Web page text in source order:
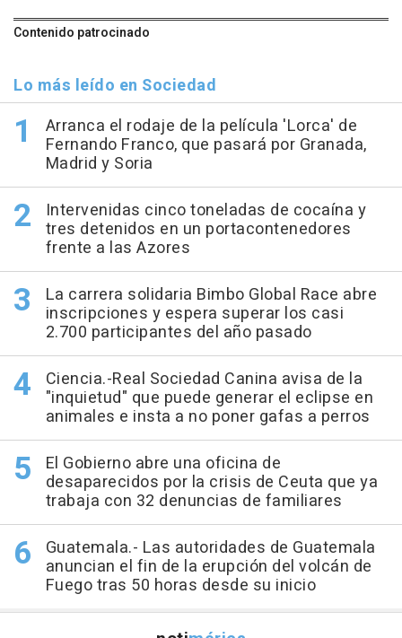
Contenido patrocinado
Lo más leído en Sociedad
Arranca el rodaje de la película 'Lorca' de
Fernando Franco, que pasará por Granada,
Madrid y Soria
Intervenidas cinco toneladas de cocaína y
tres detenidos en un portacontenedores
frente a las Azores
La carrera solidaria Bimbo Global Race abre
inscripciones y espera superar los casi
2.700 participantes del año pasado
Ciencia.-Real Sociedad Canina avisa de la
"inquietud" que puede generar el eclipse en
animales e insta a no poner gafas a perros
El Gobierno abre una oficina de
desaparecidos por la crisis de Ceuta que ya
trabaja con 32 denuncias de familiares
Guatemala.- Las autoridades de Guatemala
anuncian el fin de la erupción del volcán de
Fuego tras 50 horas desde su inicio